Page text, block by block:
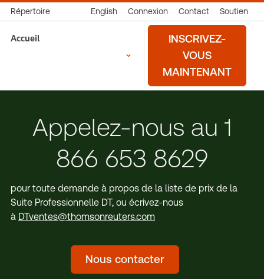
Répertoire English Connexion Contact Soutien
Accueil
INSCRIVEZ-
VOUS
MAINTENANT
Appelez-nous au 1
866 653 8629
pour toute demande à propos de la liste de prix de la
Suite Professionnelle DT, ou écrivez-nous
à DTventes@thomsonreuters.com
Nous contacter